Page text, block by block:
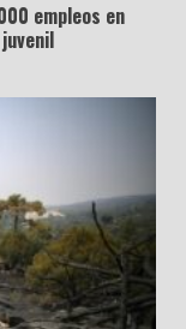
empleos en